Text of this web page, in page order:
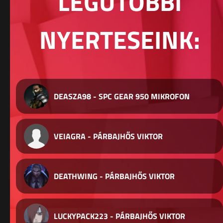
NYERTESEINK:
DEASZA98 - SPC GEAR 950 MIKROFON
VEIAGRA - PÁRBAJHŐS VIKTOR
DEATHWING - PÁRBAJHŐS VIKTOR
LUCKYPACK223 - PÁRBAJHŐS VIKTOR